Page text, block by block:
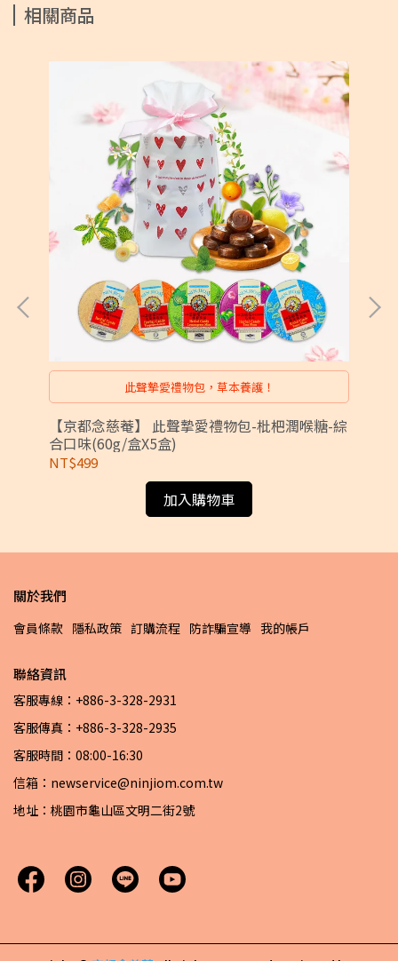
相關商品
此聲摯愛禮物包，草本養護！
【京都念慈菴】 此聲摯愛禮物包-枇杷潤喉糖-綜
合口味(60g/盒X5盒)
NT$499
加入購物車
關於我們
會員條款 隱私政策 訂購流程 防詐騙宣導 我的帳戶
聯絡資訊
客服專線：+886-3-328-2931
客服傳真：+886-3-328-2935
客服時間：08:00-16:30
信箱：newservice@ninjiom.com.tw
地址：桃園市龜山區文明二街2號